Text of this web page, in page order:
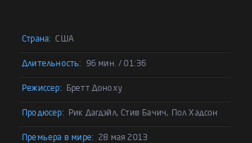
Страна: США
Длительность: 96 мин. / 01:36
Режиссер: Бретт Доноху
Продюсер: Рик Дагдэйл, Стив Бачич, Пол Хадсон
Премьера в мире: 28 мая 2013